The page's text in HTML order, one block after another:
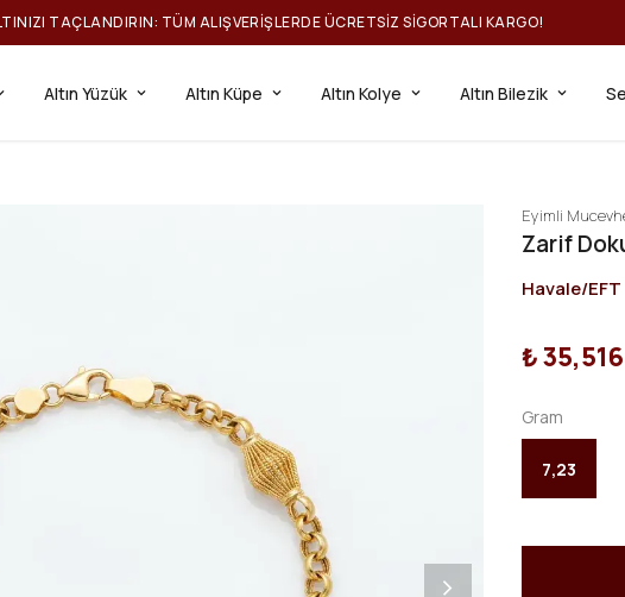
TAÇLANDIRIN: TÜM ALIŞVERIŞLERDE ÜCRETSIZ SIGORTALI KARGO!
Altın Yüzük Altın Küpe Altın Kolye Altın Bilezik
Eyimli
Zarif
Havale/
₺
Gram
7,23